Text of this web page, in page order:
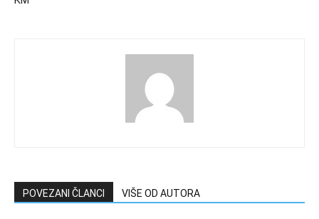
POVEZANI ČLANCI VIŠE OD AUTORA